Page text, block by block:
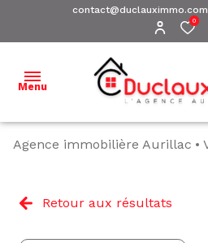
contact@duclauximmo.com
0
Menu
BIENS À
Agence immobilière Aurillac
Retour aux résultats